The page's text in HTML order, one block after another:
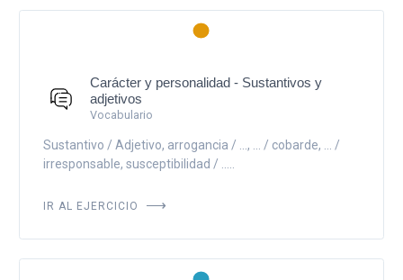
Carácter y personalidad - Sustantivos y
adjetivos
Vocabulario
Sustantivo / Adjetivo, arrogancia / ..., ... / cobarde, ... /
irresponsable, susceptibilidad / .....
IR AL EJERCICIO